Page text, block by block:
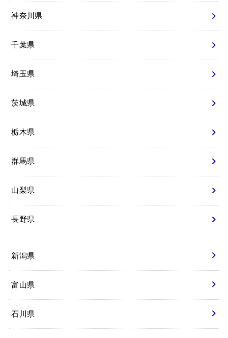
神奈川県
千葉県
埼玉県
茨城県
栃木県
群馬県
山梨県
長野県
新潟県
富山県
石川県